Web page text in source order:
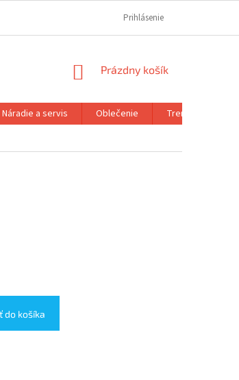
REKLAMAČNÝ FORMULÁR
Prihlásenie
NÁKUPNÝ
Prázdny košík
Náradie a servis Oblečenie
Trenažéry a
do košíka